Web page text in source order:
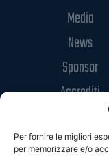
Per fornire le migliori
per memorizzare e/o
Media
News
Sponsor
Accrediti